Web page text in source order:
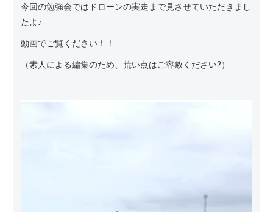
今回の勉強会ではドローンの実走まで見させていただきまし
たよ♪
動画でご覧ください！！
（素人による編集のため、荒い点はご容赦ください?）